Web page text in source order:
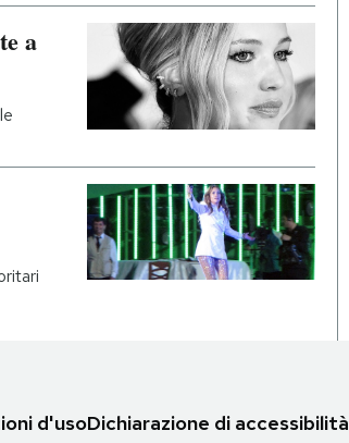
a
d'usoDichiarazione di accessibilità